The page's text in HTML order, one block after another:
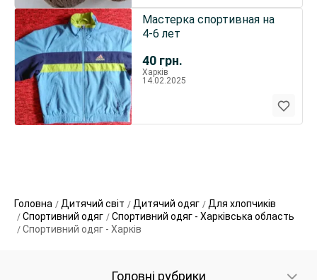
40 грн.
Мастерка спортивная на
4-6 лет
Харків
14.02.2025
Головна Дитячий світ Дитячий одяг
Для хлопчиків
Спортивний одяг
Спортивний одяг - Харківська область
Спортивний одяг - Харків
Головні рубрики